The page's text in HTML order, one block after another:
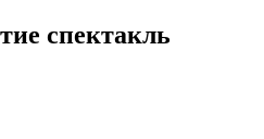
спектакль